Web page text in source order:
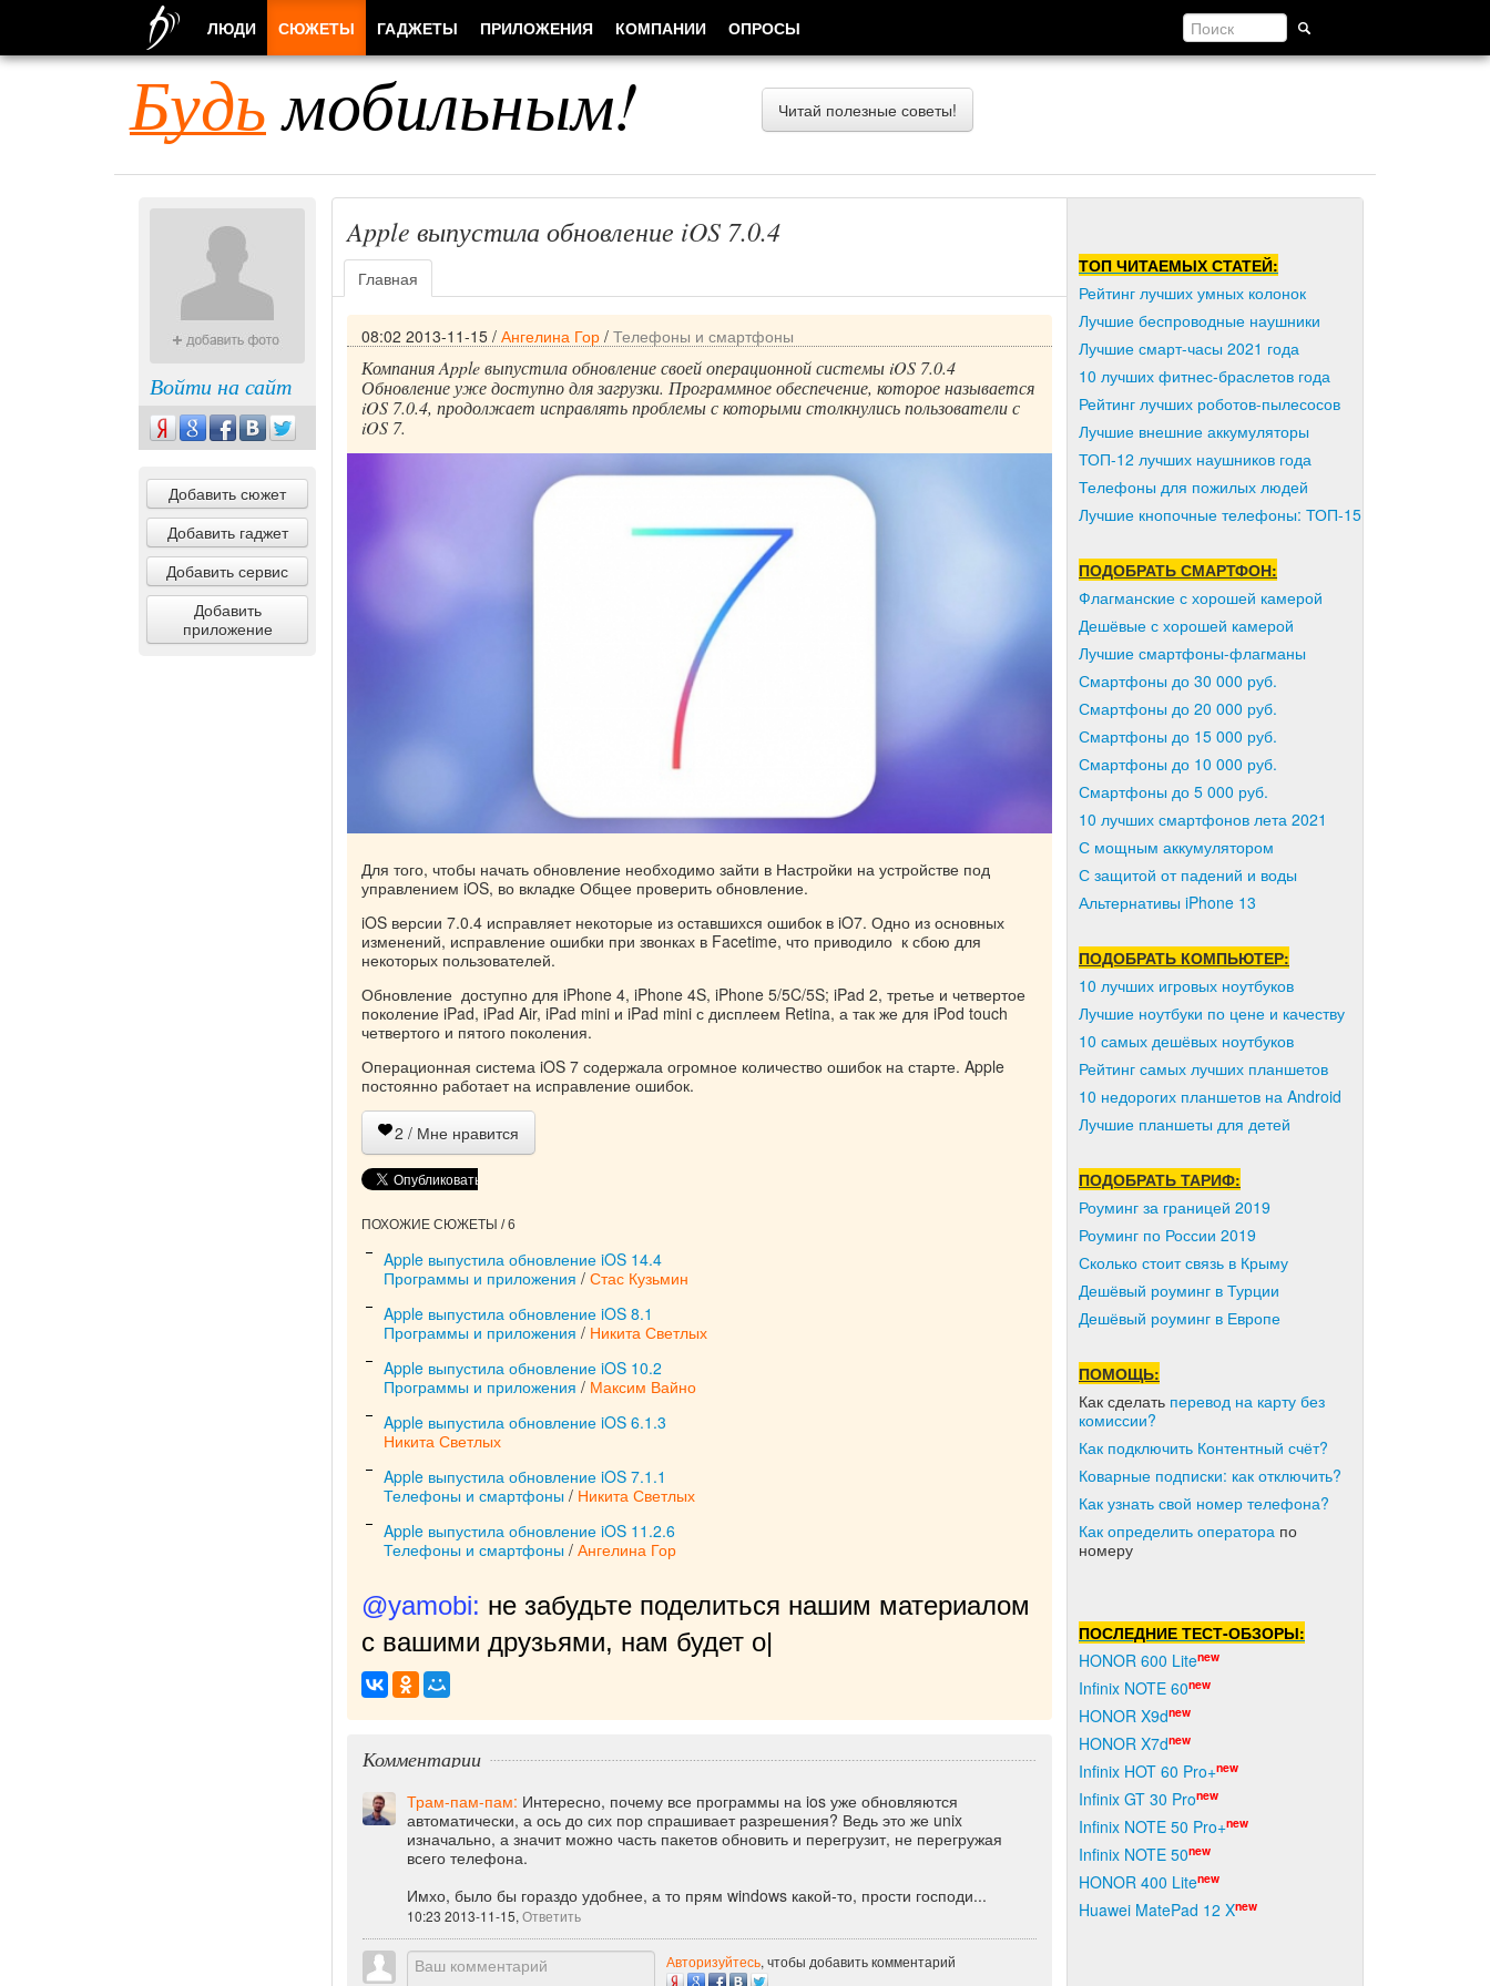
Будьмобильным! Читай полезные советы!
Войти на сайт
Добавить сюжет
Добавить гаджет
Добавить сервис
Добавить
приложение
Apple выпустила обновление iOS 7.0.4
Главная
08:02 2013-11-15 / Ангелина Гор / Телефоны и смартфоны
Компания Apple выпустила обновление своей операционной системы iOS 7.0.4
Обновление уже доступно для загрузки. Программное обеспечение, которое называется
iOS 7.0.4, продолжает исправлять проблемы с которыми столкнулись пользователи с
iOS 7.
Для того, чтобы начать обновление необходимо зайти в Настройки на устройстве под
управлением iOS, во вкладке Общее проверить обновление.
iOS версии 7.0.4 исправляет некоторые из оставшихся ошибок в iO7. Одно из основных
изменений, исправление ошибки при звонках в Facetime, что приводило к сбою для
некоторых пользователей.
Обновление доступно для iPhone 4, iPhone 4S, iPhone 5/5C/5S; iPad 2, третье и четвертое
поколение iPad, iPad Air, iPad mini и iPad mini с дисплеем Retina, а так же для iPod touch
четвертого и пятого поколения.
Операционная система iOS 7 содержала огромное количество ошибок на старте. Apple
постоянно работает на исправление ошибок.
2 / Мне нравится
ПОХОЖИЕ СЮЖЕТЫ / 6
Apple выпустила обновление iOS 14.4
Программы и приложения / Стас Кузьмин
Apple выпустила обновление iOS 8.1
Программы и приложения / Никита Светлых
Apple выпустила обновление iOS 10.2
Программы и приложения / Максим Вайно
Apple выпустила обновление iOS 6.1.3
Никита Светлых
Apple выпустила обновление iOS 7.1.1
Телефоны и смартфоны / Никита Светлых
Apple выпустила обновление iOS 11.2.6
Телефоны и смартфоны / Ангелина Гор
@yamobi: не забудьте поделиться нашим материалом
с вашими друзьями, нам будет очень приятно!
Комментарии
Трам-пам-пам: Интересно, почему все программы на ios уже обновляются
автоматически, а ось до сих пор спрашивает разрешения? Ведь это же unix
изначально, а значит можно часть пакетов обновить и перегрузит, не перегружая
всего телефона.
Имхо, было бы гораздо удобнее, а то прям windows какой-то, прости господи...
10:23 2013-11-15, Ответить
Авторизуйтесь, чтобы добавить комментарий
ТОП ЧИТАЕМЫХ СТАТЕЙ:
Рейтинг лучших умных колонок
Лучшие беспроводные наушники
Лучшие смарт-часы 2021 года
10 лучших фитнес-браслетов года
Рейтинг лучших роботов-пылесосов
Лучшие внешние аккумуляторы
ТОП-12 лучших наушников года
Телефоны для пожилых людей
Лучшие кнопочные телефоны: ТОП-15
ПОДОБРАТЬ СМАРТФОН:
Флагманские с хорошей камерой
Дешёвые с хорошей камерой
Лучшие смартфоны-флагманы
Смартфоны до 30 000 руб.
Смартфоны до 20 000 руб.
Смартфоны до 15 000 руб.
Смартфоны до 10 000 руб.
Смартфоны до 5 000 руб.
10 лучших смартфонов лета 2021
С мощным аккумулятором
С защитой от падений и воды
Альтернативы iPhone 13
ПОДОБРАТЬ КОМПЬЮТЕР:
10 лучших игровых ноутбуков
Лучшие ноутбуки по цене и качеству
10 самых дешёвых ноутбуков
Рейтинг самых лучших планшетов
10 недорогих планшетов на Android
Лучшие планшеты для детей
ПОДОБРАТЬ ТАРИФ:
Роуминг за границей 2019
Роуминг по России 2019
Сколько стоит связь в Крыму
Дешёвый роуминг в Турции
Дешёвый роуминг в Европе
ПОМОЩЬ:
Как сделать перевод на карту без
комиссии?
Как подключить Контентный счёт?
Коварные подписки: как отключить?
Как узнать свой номер телефона?
Как определить оператора по
номеру
ПОСЛЕДНИЕ ТЕСТ-ОБЗОРЫ:
HONOR 600 Litenew
Infinix NOTE 60new
HONOR X9dnew
HONOR X7dnew
Infinix HOT 60 Pro+new
Infinix GT 30 Pronew
Infinix NOTE 50 Pro+new
Infinix NOTE 50new
HONOR 400 Litenew
Huawei MatePad 12 Xnew
ЛЮДИ СЮЖЕТЫ ГАДЖЕТЫ ПРИЛОЖЕНИЯ КОМПАНИИ ОПРОСЫ